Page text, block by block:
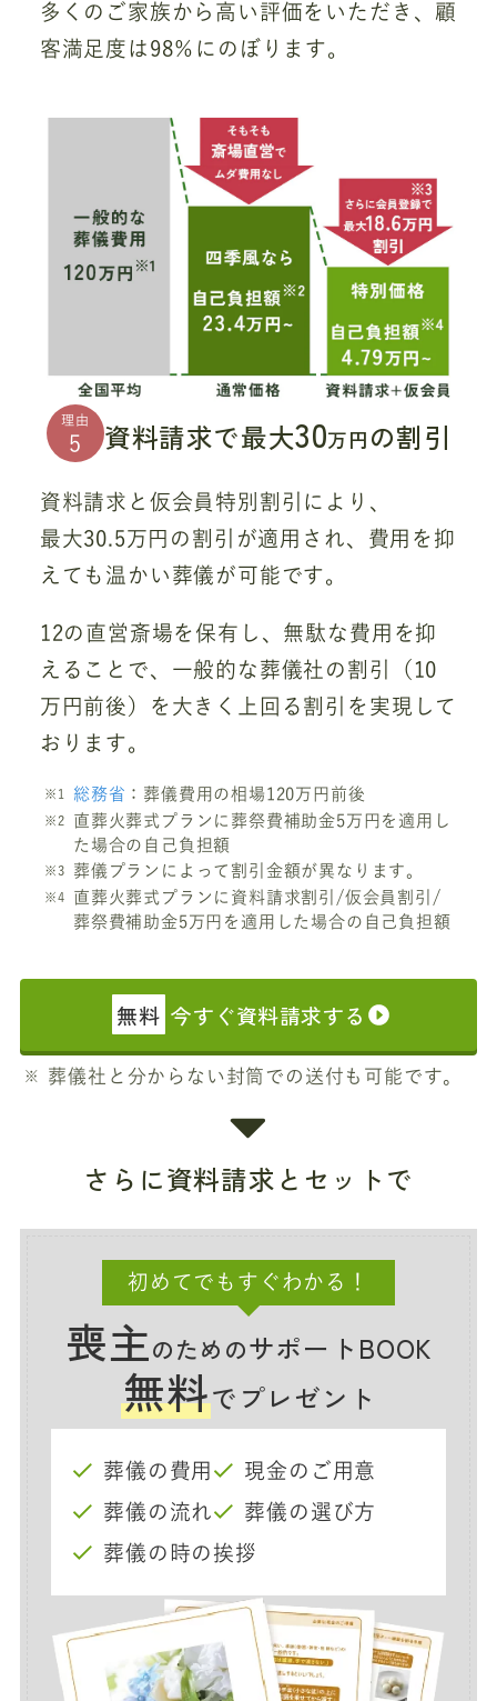
多くのご家族から高い評価をいただき、顧
客満足度は98％にのぼります。
理由
5 資料請求で最大30万円 の割引
資料請求と仮会員特別割引により、
最大30.5万円の割引が適用され、費用を抑
えても温かい葬儀が可能です。
12の直営斎場を保有し、無駄な費用を抑
えることで、一般的な葬儀社の割引（10
万円前後）を大きく上回る割引を実現して
おります。
総務省 ：葬儀費用の相場120万円前後
直葬火葬式プランに葬祭費補助金5万円を適用し
た場合の自己負担額
葬儀プランによって割引金額が異なります。
直葬火葬式プランに資料請求割引/仮会員割引/
葬祭費補助金5万円を適用した場合の自己負担額
無料 今すぐ資料請求する
葬儀社と分からない封筒での送付も可能です。
さらに資料請求とセットで
初めてでもすぐわかる！
喪主のためのサポートBOOK
無料でプレゼント
葬儀の費用
現金のご用意
葬儀の流れ
葬儀の選び方
葬儀の時の挨拶